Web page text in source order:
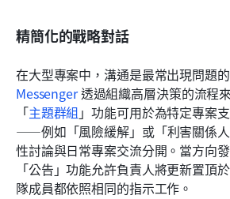
精簡化的戰略對話
在大型專案中，溝通是最常出現問題
Messenger 透過組織高層決策的流程
「主題群組 」功能可用於為特定專案
——例如「風險緩解」或「利害關係
性討論與日常專案交流分開。當方向
「公告」功能允許負責人將更新置頂
隊成員都依照相同的指示工作。